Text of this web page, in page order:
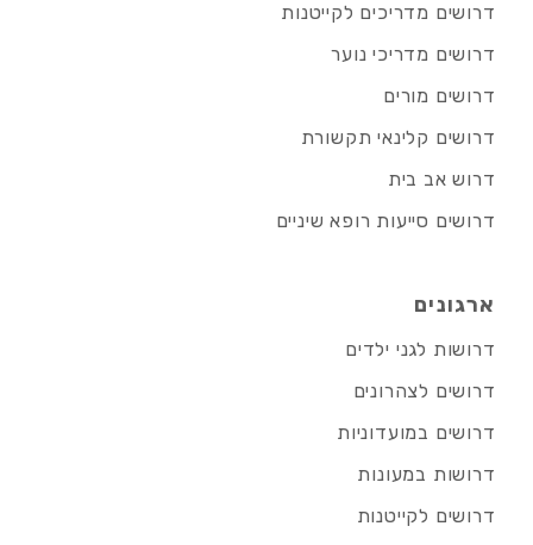
דרושים מדריכים לקייטנות
דרושים מדריכי נוער
דרושים מורים
דרושים קלינאי תקשורת
דרוש אב בית
דרושים סייעות רופא שיניים
ארגונים
דרושות לגני ילדים
דרושים לצהרונים
דרושים במועדוניות
דרושות במעונות
דרושים לקייטנות